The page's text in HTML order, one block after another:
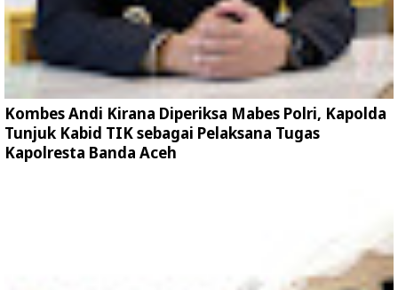
Kombes Andi Kirana Diperiksa Mabes Polri, Kapolda
Tunjuk Kabid TIK sebagai Pelaksana Tugas
Kapolresta Banda Aceh